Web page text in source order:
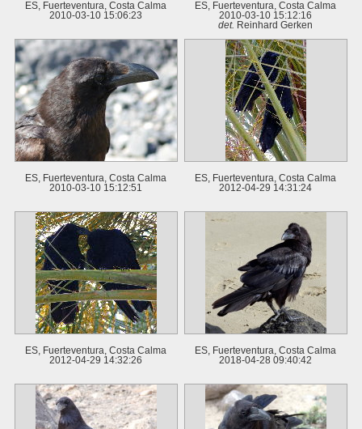
ES, Fuerteventura, Costa Calma
2010-03-10 15:06:23
ES, Fuerteventura, Costa Calma
2010-03-10 15:12:16
det. Reinhard Gerken
ES, Fuerteventura, Costa Calma
2010-03-10 15:12:51
ES, Fuerteventura, Costa Calma
2012-04-29 14:31:24
ES, Fuerteventura, Costa Calma
2012-04-29 14:32:26
ES, Fuerteventura, Costa Calma
2018-04-28 09:40:42